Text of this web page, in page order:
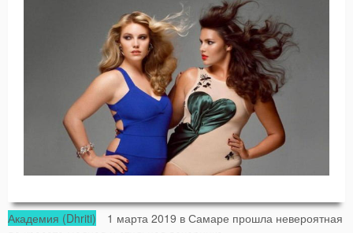
Академия (Dhriti) 1 марта 2019 в Самаре прошла невероятная